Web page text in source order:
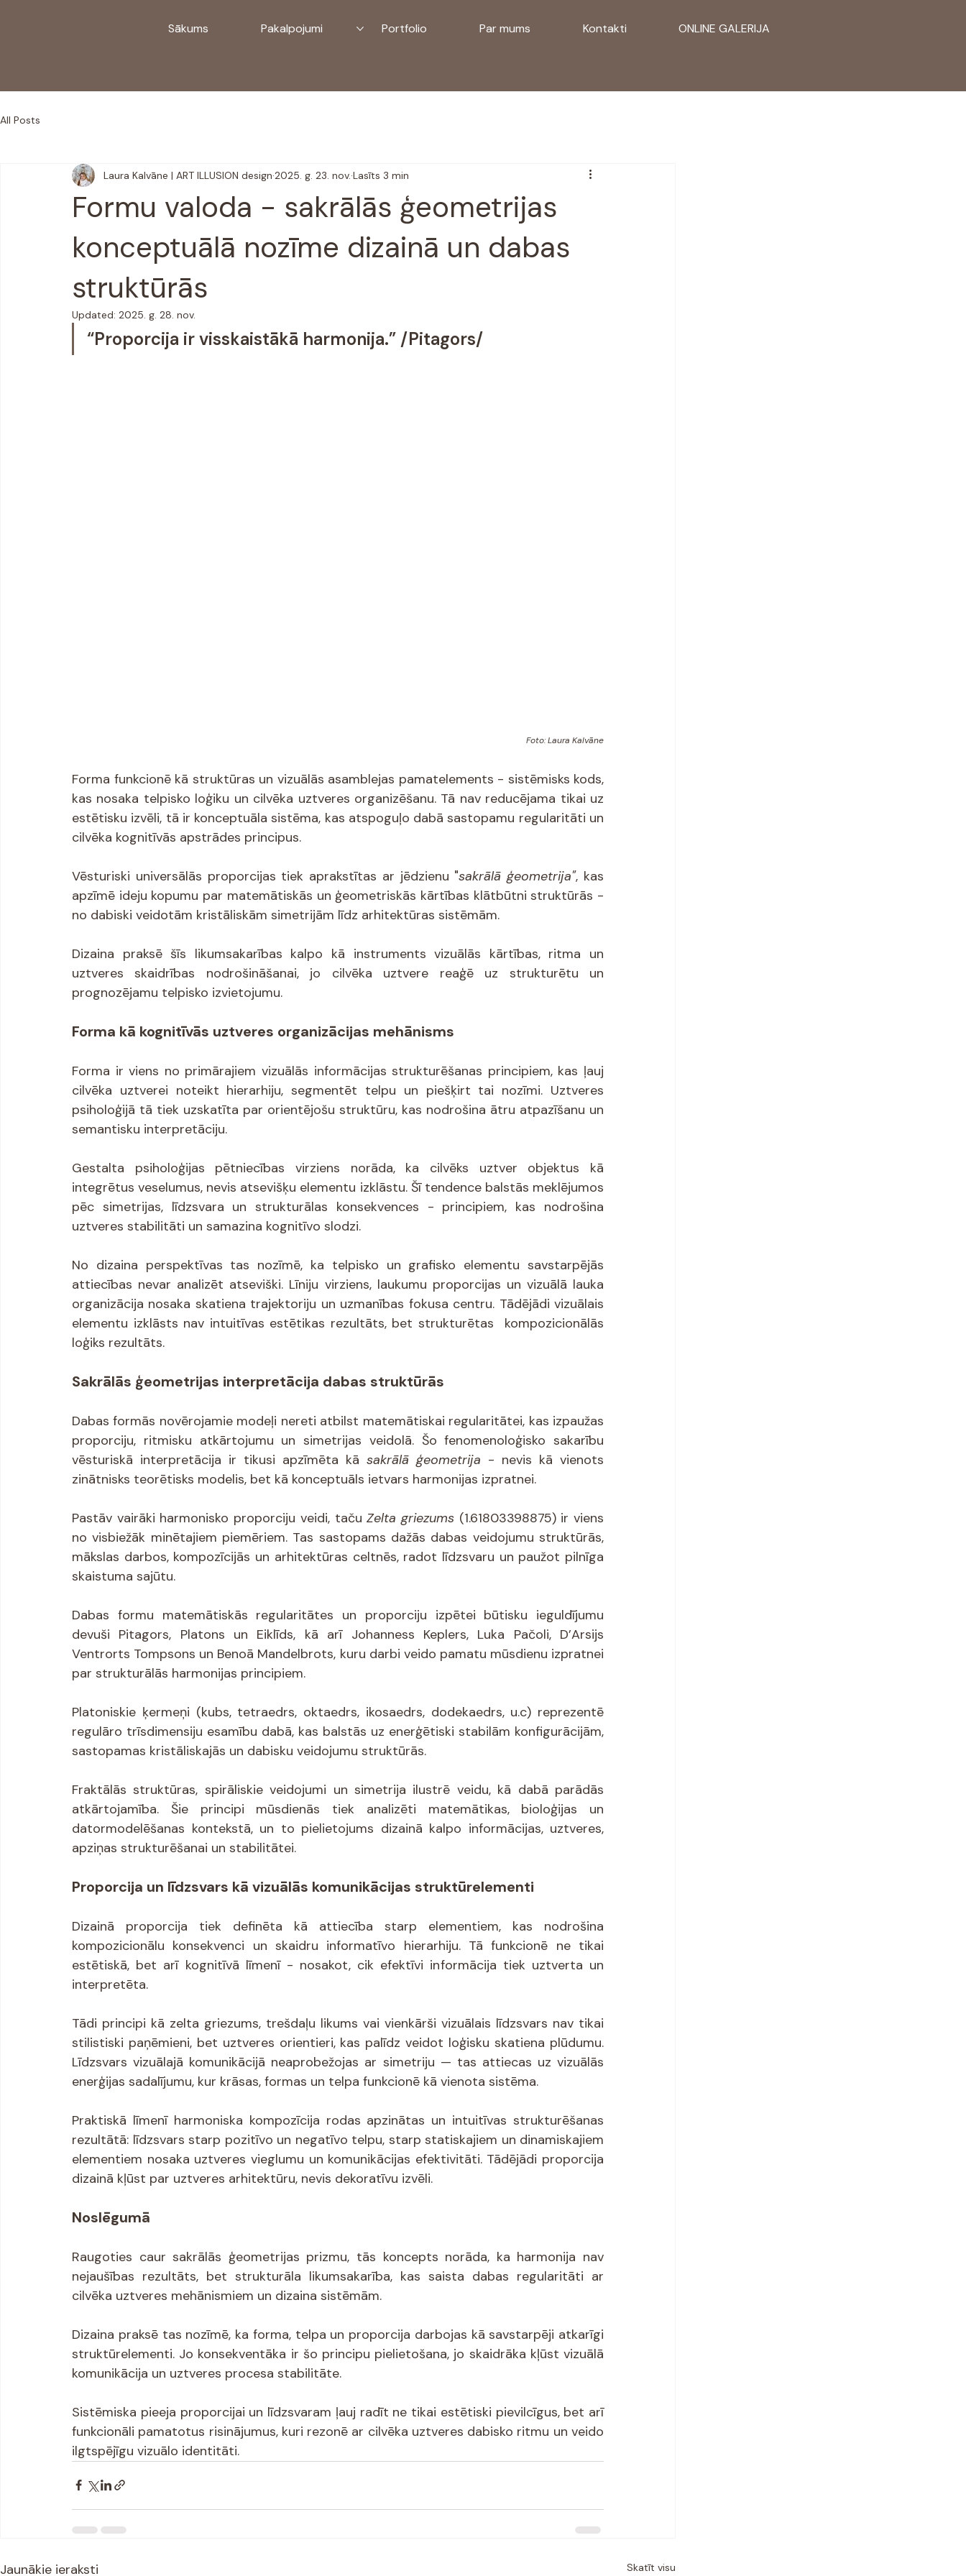
Sākums Pakalpojumi Portfolio Par mums Kontakti ONLINE GALERIJA
All Posts
Formu valoda - sakrālās ģeometrijas
konceptuālā nozīme dizainā un dabas
struktūrās
Laura Kalvāne | ART ILLUSION design 2025. g. 23. nov. Lasīts 3 min
Updated: 2025. g. 28. nov.
“Proporcija ir visskaistākā harmonija.” /Pitagors/
Foto: Laura Kalvāne
Forma funkcionē kā struktūras un vizuālās asamblejas pamatelements - sistēmisks kods,
kas nosaka telpisko loģiku un cilvēka uztveres organizēšanu. Tā nav reducējama tikai uz
estētisku izvēli, tā ir konceptuāla sistēma, kas atspoguļo dabā sastopamu regularitāti un
cilvēka kognitīvās apstrādes principus.
Vēsturiski universālās proporcijas tiek aprakstītas ar jēdzienu "sakrālā ģeometrija", kas
apzīmē ideju kopumu par matemātiskās un ģeometriskās kārtības klātbūtni struktūrās -
no dabiski veidotām kristāliskām simetrijām līdz arhitektūras sistēmām.
Dizaina praksē šīs likumsakarības kalpo kā instruments vizuālās kārtības, ritma un
uztveres skaidrības nodrošināšanai, jo cilvēka uztvere reaģē uz strukturētu un
prognozējamu telpisko izvietojumu.
Forma kā kognitīvās uztveres organizācijas mehānisms
Forma ir viens no primārajiem vizuālās informācijas strukturēšanas principiem, kas ļauj
cilvēka uztverei noteikt hierarhiju, segmentēt telpu un piešķirt tai nozīmi. Uztveres
psiholoģijā tā tiek uzskatīta par orientējošu struktūru, kas nodrošina ātru atpazīšanu un
semantisku interpretāciju.
Gestalta psiholoģijas pētniecības virziens norāda, ka cilvēks uztver objektus kā
integrētus veselumus, nevis atsevišķu elementu izklāstu. Šī tendence balstās meklējumos
pēc simetrijas, līdzsvara un strukturālas konsekvences - principiem, kas nodrošina
uztveres stabilitāti un samazina kognitīvo slodzi.
No dizaina perspektīvas tas nozīmē, ka telpisko un grafisko elementu savstarpējās
attiecības nevar analizēt atseviški. Līniju virziens, laukumu proporcijas un vizuālā lauka
organizācija nosaka skatiena trajektoriju un uzmanības fokusa centru. Tādējādi vizuālais
elementu izklāsts nav intuitīvas estētikas rezultāts, bet strukturētas  kompozicionālās
loģiks rezultāts.
Sakrālās ģeometrijas interpretācija dabas struktūrās
Dabas formās novērojamie modeļi nereti atbilst matemātiskai regularitātei, kas izpaužas
proporciju, ritmisku atkārtojumu un simetrijas veidolā. Šo fenomenoloģisko sakarību
vēsturiskā interpretācija ir tikusi apzīmēta kā sakrālā ģeometrija - nevis kā vienots
zinātnisks teorētisks modelis, bet kā konceptuāls ietvars harmonijas izpratnei.
Pastāv vairāki harmonisko proporciju veidi, taču Zelta griezums (1.61803398875) ir viens
no visbiežāk minētajiem piemēriem. Tas sastopams dažās dabas veidojumu struktūrās,
mākslas darbos, kompozīcijās un arhitektūras celtnēs, radot līdzsvaru un paužot pilnīga
skaistuma sajūtu.
Dabas formu matemātiskās regularitātes un proporciju izpētei būtisku ieguldījumu
devuši Pitagors, Platons un Eiklīds, kā arī Johanness Keplers, Luka Pačoli, D’Arsijs
Ventrorts Tompsons un Benoā Mandelbrots, kuru darbi veido pamatu mūsdienu izpratnei
par strukturālās harmonijas principiem.
Platoniskie ķermeņi (kubs, tetraedrs, oktaedrs, ikosaedrs, dodekaedrs, u.c) reprezentē
regulāro trīsdimensiju esamību dabā, kas balstās uz enerģētiski stabilām konfigurācijām,
sastopamas kristāliskajās un dabisku veidojumu struktūrās.
Fraktālās struktūras, spirāliskie veidojumi un simetrija ilustrē veidu, kā dabā parādās
atkārtojamība. Šie principi mūsdienās tiek analizēti matemātikas, bioloģijas un
datormodelēšanas kontekstā, un to pielietojums dizainā kalpo informācijas, uztveres,
apziņas strukturēšanai un stabilitātei.
Proporcija un līdzsvars kā vizuālās komunikācijas struktūrelementi
Dizainā proporcija tiek definēta kā attiecība starp elementiem, kas nodrošina
kompozicionālu konsekvenci un skaidru informatīvo hierarhiju. Tā funkcionē ne tikai
estētiskā, bet arī kognitīvā līmenī - nosakot, cik efektīvi informācija tiek uztverta un
interpretēta.
Tādi principi kā zelta griezums, trešdaļu likums vai vienkārši vizuālais līdzsvars nav tikai
stilistiski paņēmieni, bet uztveres orientieri, kas palīdz veidot loģisku skatiena plūdumu.
Līdzsvars vizuālajā komunikācijā neaprobežojas ar simetriju — tas attiecas uz vizuālās
enerģijas sadalījumu, kur krāsas, formas un telpa funkcionē kā vienota sistēma.
Praktiskā līmenī harmoniska kompozīcija rodas apzinātas un intuitīvas strukturēšanas
rezultātā: līdzsvars starp pozitīvo un negatīvo telpu, starp statiskajiem un dinamiskajiem
elementiem nosaka uztveres vieglumu un komunikācijas efektivitāti. Tādējādi proporcija
dizainā kļūst par uztveres arhitektūru, nevis dekoratīvu izvēli.
Noslēgumā
Raugoties caur sakrālās ģeometrijas prizmu, tās koncepts norāda, ka harmonija nav
nejaušības rezultāts, bet strukturāla likumsakarība, kas saista dabas regularitāti ar
cilvēka uztveres mehānismiem un dizaina sistēmām.
Dizaina praksē tas nozīmē, ka forma, telpa un proporcija darbojas kā savstarpēji atkarīgi
struktūrelementi. Jo konsekventāka ir šo principu pielietošana, jo skaidrāka kļūst vizuālā
komunikācija un uztveres procesa stabilitāte.
Sistēmiska pieeja proporcijai un līdzsvaram ļauj radīt ne tikai estētiski pievilcīgus, bet arī
funkcionāli pamatotus risinājumus, kuri rezonē ar cilvēka uztveres dabisko ritmu un veido
ilgtspējīgu vizuālo identitāti.
Jaunākie ieraksti Skatīt visu